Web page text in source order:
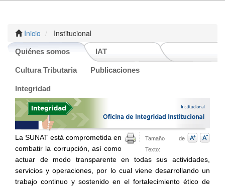
Inicio Institucional
Quiénes somos IAT
Cultura Tributaria Publicaciones
Integridad
Tamaño de
Texto:
La SUNAT está comprometida en
combatir la corrupción, así como
actuar de modo transparente en todas sus actividades,
servicios y operaciones, por lo cual viene desarrollando un
trabajo continuo y sostenido en el fortalecimiento ético de